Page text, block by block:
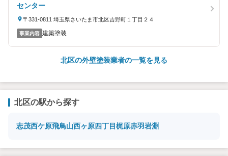
センター
〒331-0811 埼玉県さいたま市北区吉野町１丁目２４
事業内容 建築塗装
北区の外壁塗装業者の一覧を見る
北区の駅から探す
志茂西ケ原飛鳥山西ヶ原四丁目梶原赤羽岩淵